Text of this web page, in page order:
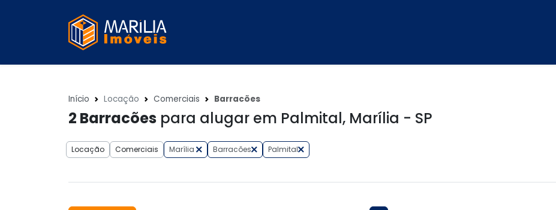
Início Locação Comerciais Barracões
2 Barracões para alugar em Palmital, Marília - SP
Locação Comerciais Marília Barracões Palmital